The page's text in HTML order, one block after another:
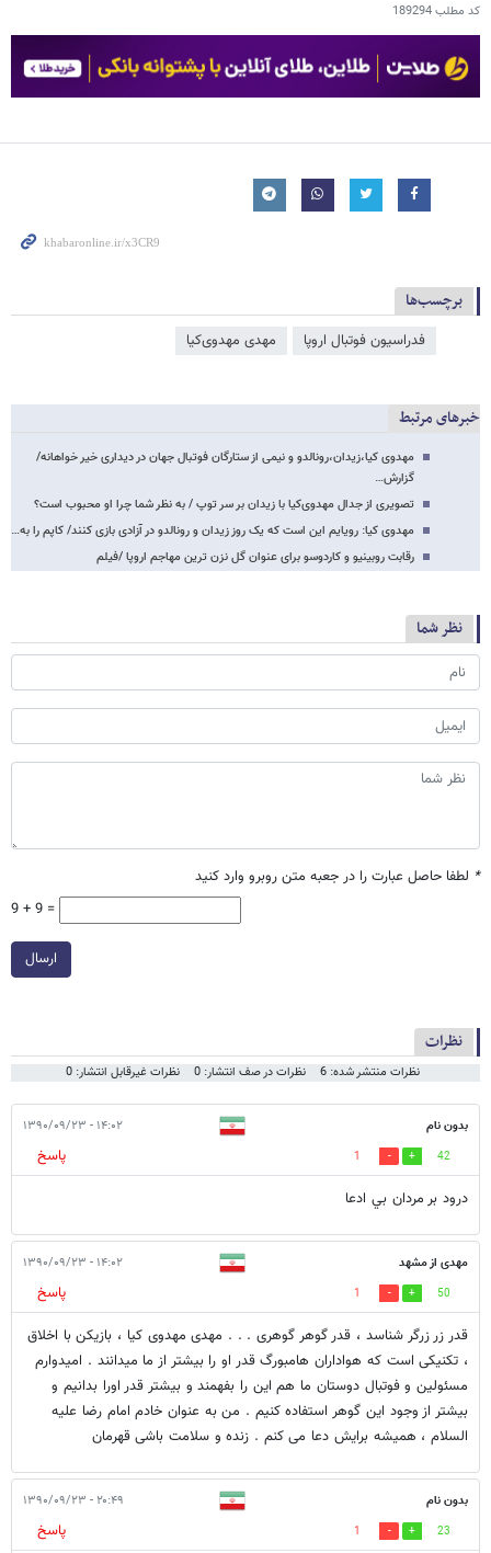
کد مطلب189294
برچسب‌ها
فدراسیون فوتبال اروپا مهدی مهدوی‌کیا
خبرهای مرتبط
مهدوی کیا،زیدان،رونالدو و نیمی از ستارگان فوتبال جهان در دیداری خیر خواهانه/
گزارش…
تصویری از جدال مهدوی‌کیا با زیدان بر سر توپ / به نظر شما چرا او محبوب است؟
مهدوی کیا: رویایم این است که یک روز زیدان و رونالدو در آزادی بازی کنند/ کاپم را به…
رقابت روبینیو و کاردوسو برای عنوان گل نزن ترین مهاجم اروپا /فیلم
نظر شما
* لطفا حاصل عبارت را در جعبه متن روبرو وارد کنید
9 + 9 =
ارسال
نظرات
نظرات منتشر شده: 6 نظرات در صف انتشار: 0 نظرات غیرقابل انتشار: 0
بدون نام ۱۴:۰۲ - ۱۳۹۰/۰۹/۲۳
42
1
پاسخ
درود بر مردان بي ادعا
مهدی از مشهد ۱۴:۰۲ - ۱۳۹۰/۰۹/۲۳
50
1
پاسخ
قدر زر زرگر شناسد ، قدر گوهر گوهری . . . مهدی مهدوی کیا ، بازیکن با اخلاق
، تکنیکی است که هواداران هامبورگ قدر او را بیشتر از ما میدانند . امیدوارم
مسئولین و فوتبال دوستان ما هم این را بفهمند و بیشتر قدر اورا بدانیم و
بیشتر از وجود این گوهر استفاده کنیم . من به عنوان خادم امام رضا علیه
السلام ، همیشه برایش دعا می کنم . زنده و سلامت باشی قهرمان
بدون نام ۲۰:۴۹ - ۱۳۹۰/۰۹/۲۳
23
1 پاسخ